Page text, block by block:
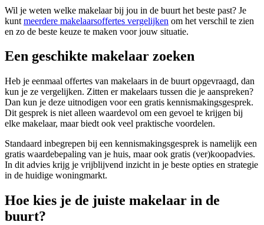
Wil je weten welke makelaar bij jou in de buurt het beste past? Je
kunt meerdere makelaarsoffertes vergelijken om het verschil te zien
en zo de beste keuze te maken voor jouw situatie.
Een geschikte makelaar zoeken
Heb je eenmaal offertes van makelaars in de buurt opgevraagd, dan
kun je ze vergelijken. Zitten er makelaars tussen die je aanspreken?
Dan kun je deze uitnodigen voor een gratis kennismakingsgesprek.
Dit gesprek is niet alleen waardevol om een gevoel te krijgen bij
elke makelaar, maar biedt ook veel praktische voordelen.
Standaard inbegrepen bij een kennismakingsgesprek is namelijk een
gratis waardebepaling van je huis, maar ook gratis (ver)koopadvies.
In dit advies krijg je vrijblijvend inzicht in je beste opties en strategie
in de huidige woningmarkt.
Hoe kies je de juiste makelaar in de
buurt?